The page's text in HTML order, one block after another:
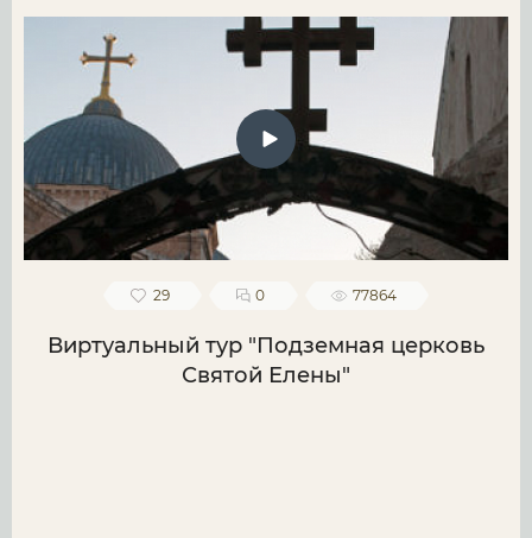
29 0 77864
Виртуальный тур "Подземная церковь
Святой Елены"